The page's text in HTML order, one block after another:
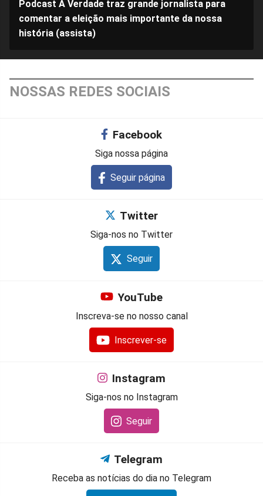
Podcast A Verdade traz grande jornalista para
comentar a eleição mais importante da nossa
história (assista)
NOSSAS REDES SOCIAIS
Facebook
Siga nossa página
Seguir página
Twitter
Siga-nos no Twitter
Seguir
YouTube
Inscreva-se no nosso canal
Inscrever-se
Instagram
Siga-nos no Instagram
Seguir
Telegram
Receba as notícias do dia no Telegram